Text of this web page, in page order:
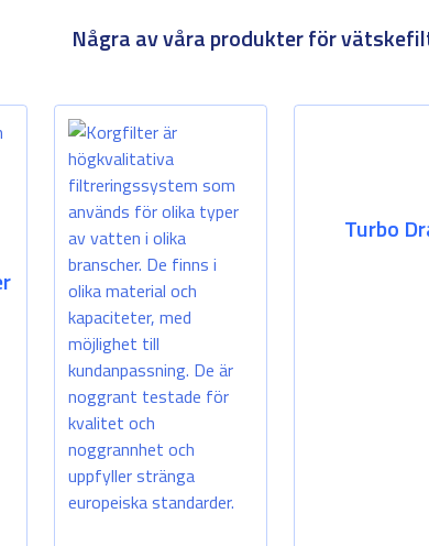
Några av våra produkter för
Turbo